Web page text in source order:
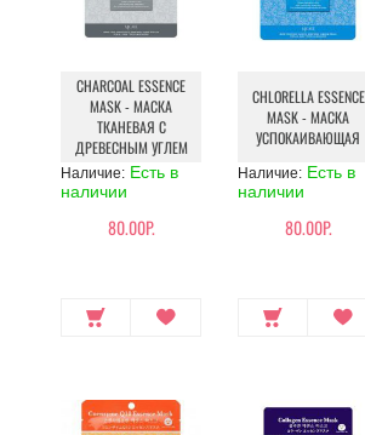
CHARCOAL ESSENCE
MASK - МАСКА
ТКАНЕВАЯ С
ДРЕВЕСНЫМ УГЛЕМ
Наличие: Есть в
наличии
80.00Р.
CHLORELLA ESSENCE
MASK - МАСКА
УСПОКАИВАЮЩАЯ
Наличие: Есть в
наличии
80.00Р.